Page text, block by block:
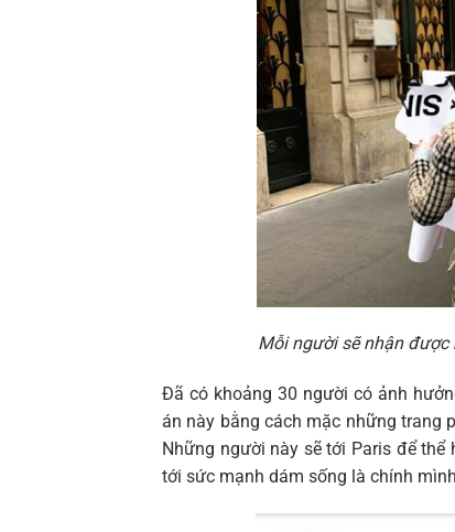
Mỗi người sẽ nhận
Đã có khoảng 30 người có ảnh
án này bằng cách mặc những trang
Những người này sẽ tới Paris để
tới sức mạnh dám sống là chính